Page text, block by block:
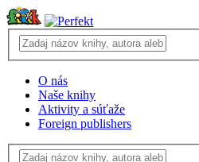
O nás
Naše knihy
Aktivity a súťaže
Foreign publishers